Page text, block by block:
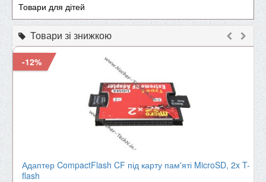
Товари для дітей
Товари зі знижкою
-12%
Адаптер CompactFlash CF під карту пам'яті MicroSD, 2x T-
flash